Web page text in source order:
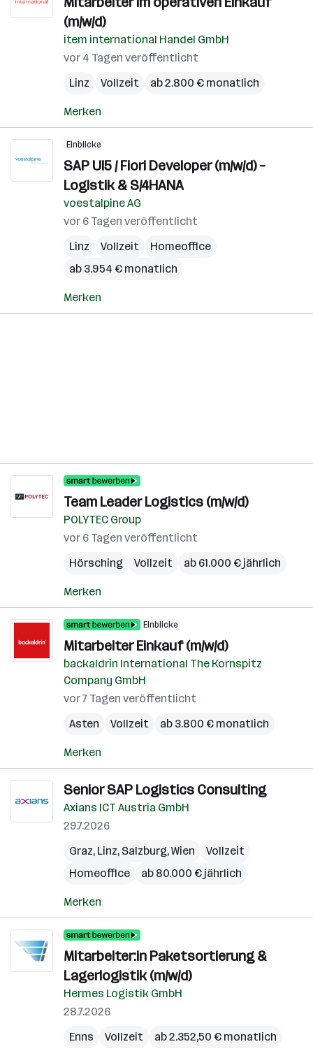
(m/w/d)
item international Handel GmbH
vor 4 Tagen veröffentlicht
Linz
Vollzeit ab 2.800 € monatlich
Merken
Einblicke
SAP UI5 / Fiori Developer (m/w/d) –
Logistik & S/4HANA
voestalpine AG
vor 6 Tagen veröffentlicht
Linz
Vollzeit
Homeoffice
ab 3.954 € monatlich
Merken
Team Leader Logistics (m/w/d)
POLYTEC Group
vor 6 Tagen veröffentlicht
Hörsching
Vollzeit ab 61.000 € jährlich
Merken
Einblicke
Mitarbeiter Einkauf (m/w/d)
backaldrin International The Kornspitz
Company GmbH
vor 7 Tagen veröffentlicht
Asten
Vollzeit ab 3.800 € monatlich
Merken
Senior SAP Logistics Consulting
Axians ICT Austria GmbH
29.7.2026
Graz, Linz, Salzburg,Wien
Vollzeit
Homeoffice
ab 80.000 € jährlich
Merken
Mitarbeiter:in Paketsortierung &
Lagerlogistik (m/w/d)
Hermes Logistik GmbH
28.7.2026
Enns
Vollzeit ab 2.352,50 € monatlich